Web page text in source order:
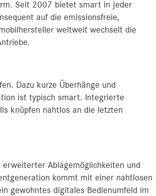
Seit 2007 bietet smart in jeder
auf die emissionsfreie,
weltweit wechselt die
Dazu kurze Überhänge und
ist typisch smart. Integrierte
knüpfen nahtlos an die letzten
Ablagemöglichkeiten und
kommt mit einer nahtlosen
gewohntes digitales Bedienumfeld im